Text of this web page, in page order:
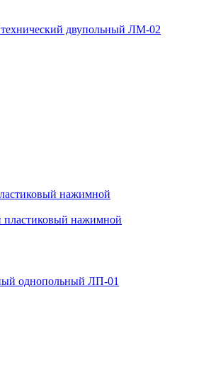
двупольный ЛМ-02
нажимной
однопольный ЛП-01